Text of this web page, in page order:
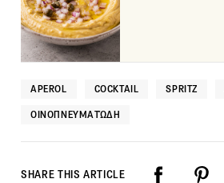
APEROL COCKTAIL SPRITZ
ΟΙΝΟΠΝΕΥΜΑΤΏΔΗ
SHARE THIS ARTICLE